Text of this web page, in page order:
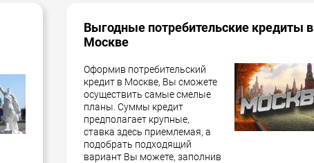
Выгодные потребительские кредиты в
Москве
Оформив потребительский
кредит в Москве, Вы сможете
осуществить самые смелые
планы. Суммы кредит
предполагает крупные,
ставка здесь приемлемая, а
подобрать подходящий
вариант Вы можете, заполнив